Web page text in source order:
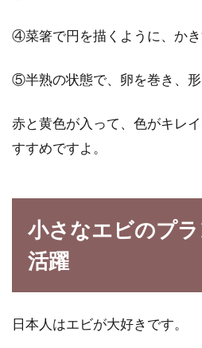
④菜箸で円を描くように、かき
⑤半熟の状態で、卵を巻き、形
赤と黄色が入って、色がキレ
すすめですよ。
小さなエビのプ
活躍
日本人はエビが大好きです。